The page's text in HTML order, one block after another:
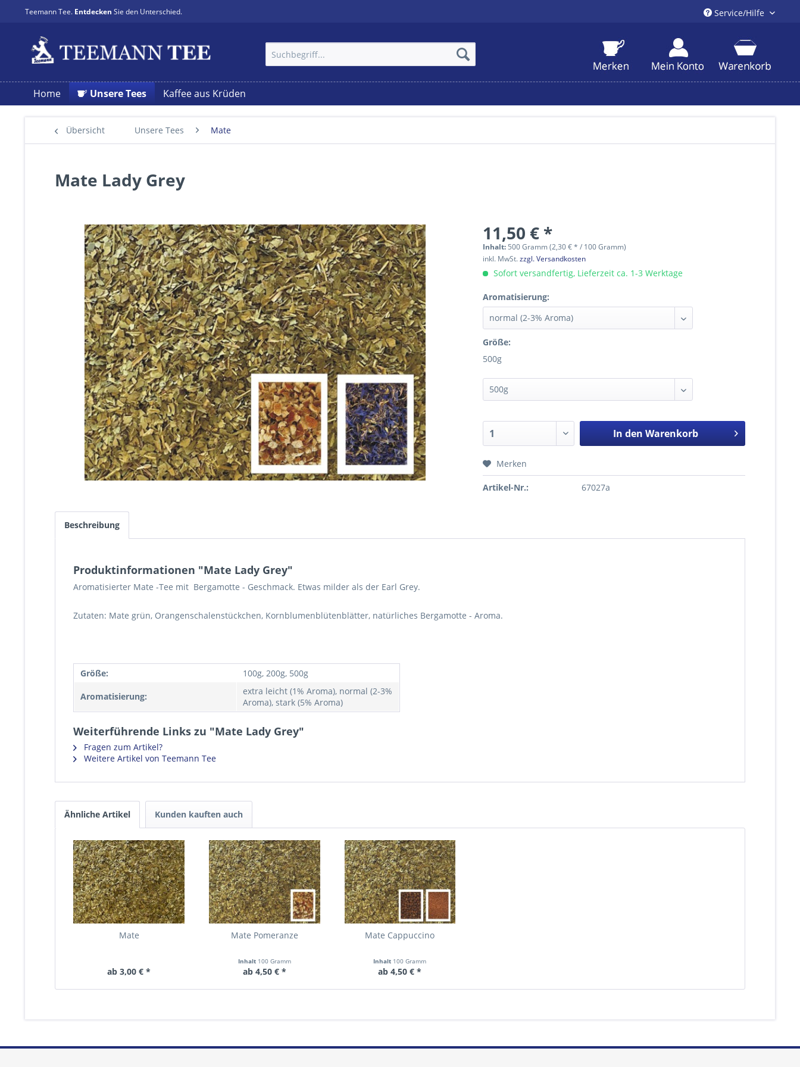
Teemann Tee. Entdecken Sie den Unterschied. Service/Hilfe
Home Unsere Tees Kaffee aus Krüden
Übersicht Unsere Tees Mate
Mate Lady Grey
11,50 € *
Inhalt: 500 Gramm (2,30 € * / 100 Gramm)
inkl. MwSt.zzgl. Versandkosten
Sofort versandfertig, Lieferzeit ca. 1-3 Werktage
Aromatisierung:
Größe:
500g
In den Warenkorb
Merken
Artikel-Nr.: 67027a
Beschreibung
Produktinformationen "Mate Lady Grey"
Aromatisierter Mate -Tee mit Bergamotte - Geschmack. Etwas milder als der Earl Grey.
Zutaten: Mate grün, Orangenschalenstückchen, Kornblumenblütenblätter, natürliches Bergamotte - Aroma.
Größe: 100g, 200g, 500g
Aromatisierung:
extra leicht (1% Aroma), normal (2-3%
Aroma), stark (5% Aroma)
Weiterführende Links zu "Mate Lady Grey"
Fragen zum Artikel?
Weitere Artikel von Teemann Tee
Ähnliche Artikel Kunden kauften auch
Mate
ab 3,00 € *
Mate Pomeranze
Inhalt 100 Gramm
ab 4,50 € *
Mate Cappuccino
Inhalt 100 Gramm
ab 4,50 € *